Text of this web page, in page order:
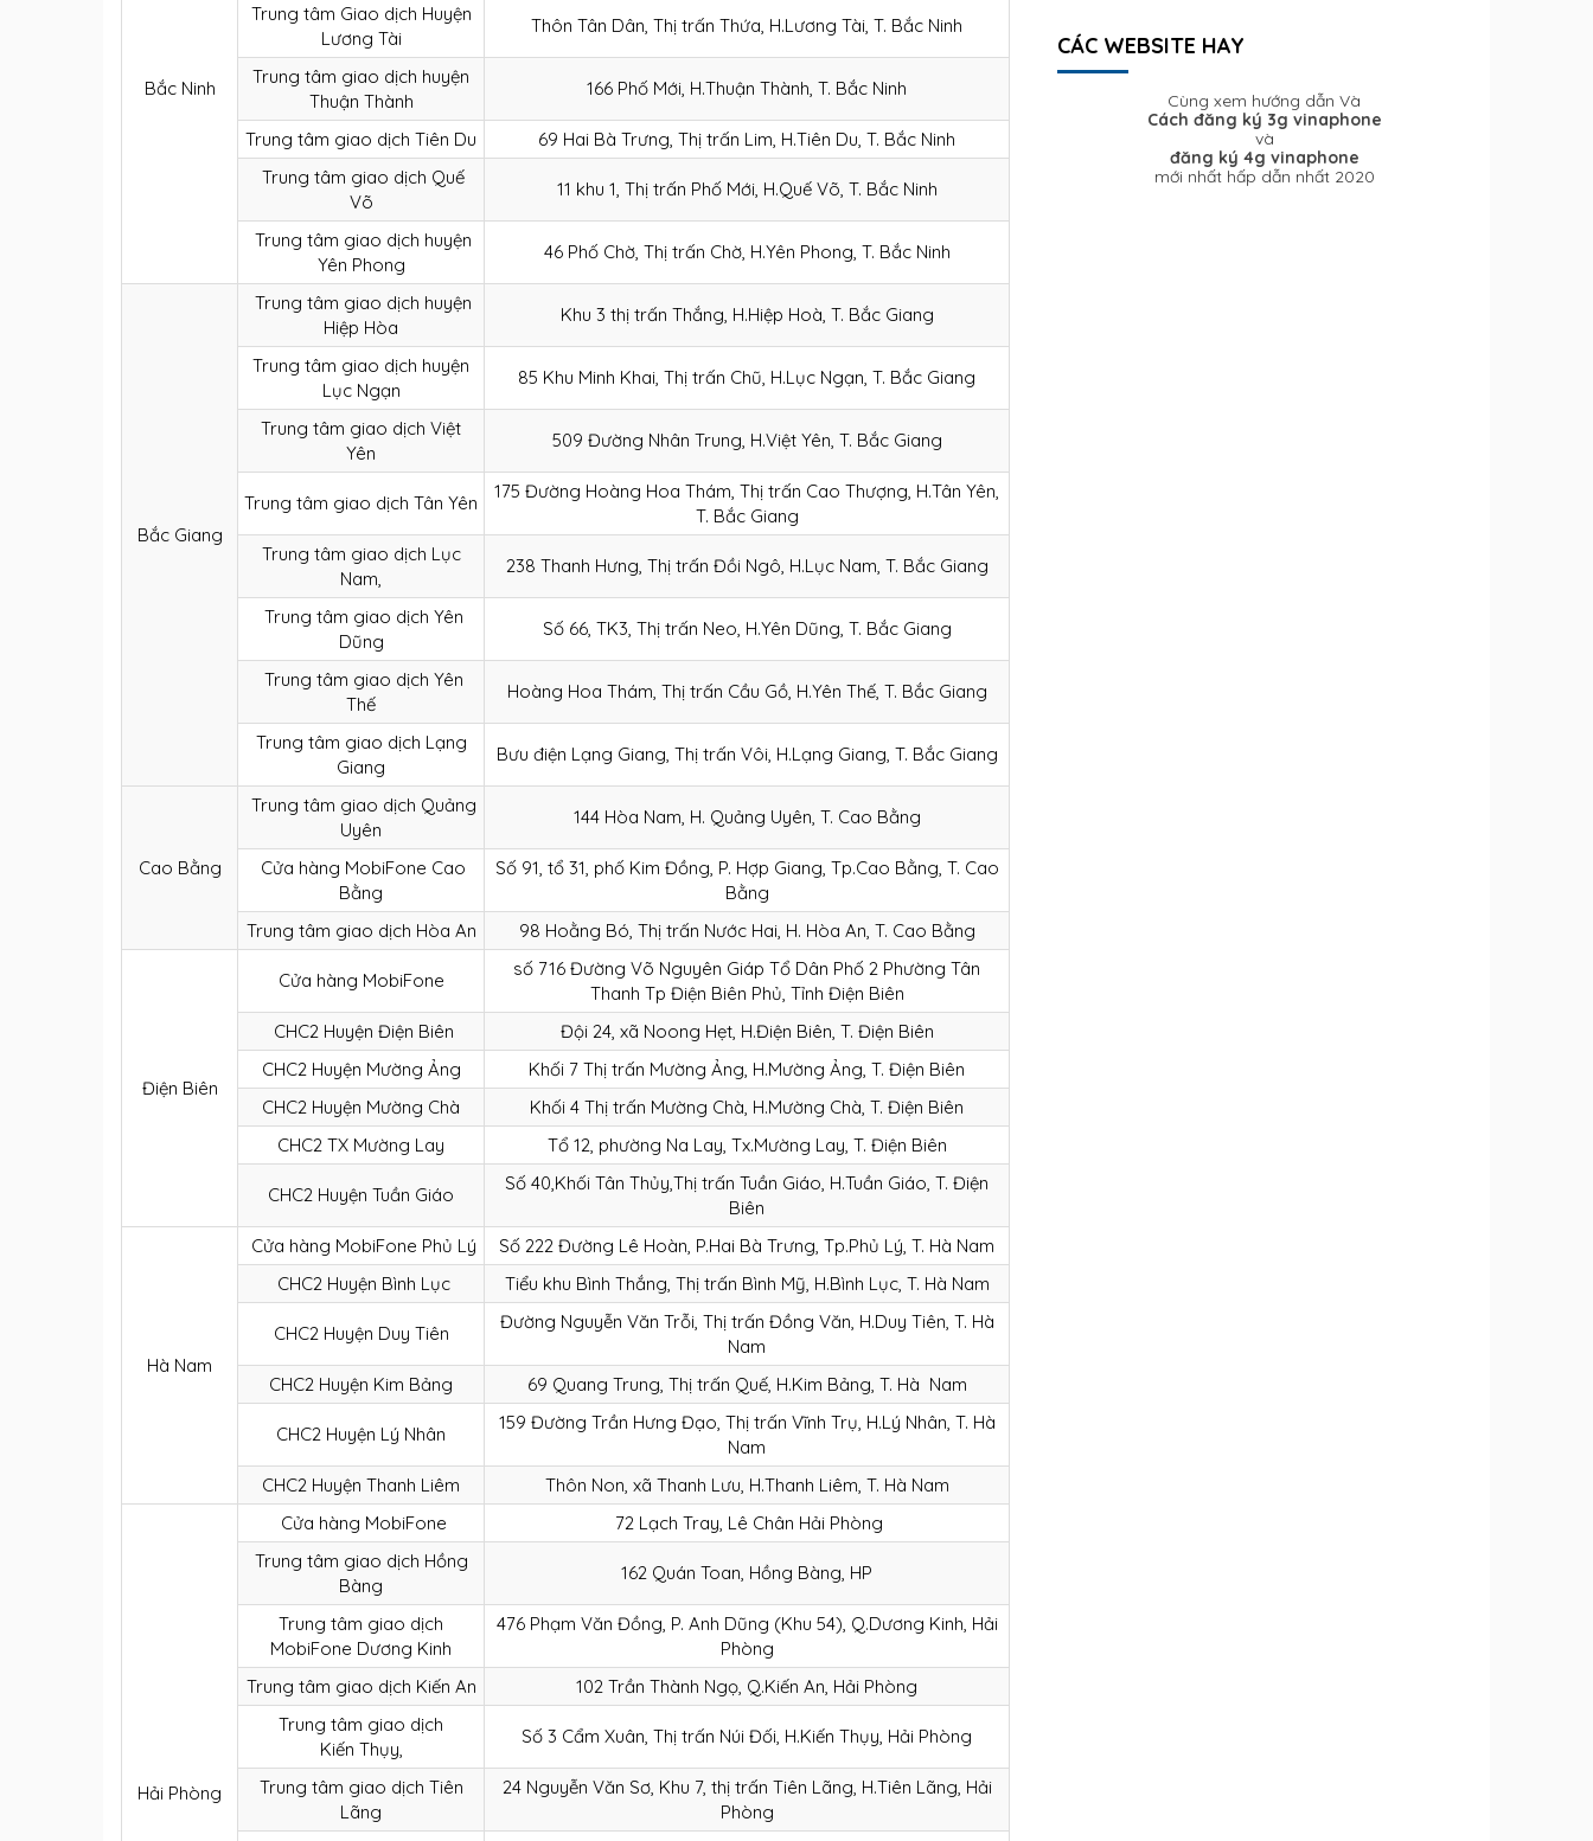
Bắc Ninh
Trung tâm Giao dịch Huyện
Lương Tài
Thôn Tân Dân, Thị trấn Thứa, H.Lương Tài, T. Bắc Ninh
Trung tâm giao dịch huyện
Thuận Thành
166 Phố Mới, H.Thuận Thành, T. Bắc Ninh
Trung tâm giao dịch Tiên Du
69 Hai Bà Trưng, Thị trấn Lim, H.Tiên Du, T. Bắc Ninh
Trung tâm giao dịch Quế
Võ
11 khu 1, Thị trấn Phố Mới, H.Quế Võ, T. Bắc Ninh
Trung tâm giao dịch huyện
Yên Phong
46 Phố Chờ, Thị trấn Chờ, H.Yên Phong, T. Bắc Ninh
Bắc Giang
Trung tâm giao dịch huyện
Hiệp Hòa
Khu 3 thị trấn Thắng, H.Hiệp Hoà, T. Bắc Giang
Trung tâm giao dịch huyện
Lục Ngạn
85 Khu Minh Khai, Thị trấn Chũ, H.Lục Ngạn, T. Bắc Giang
Trung tâm giao dịch Việt
Yên
509 Đường Nhân Trung, H.Việt Yên, T. Bắc Giang
Trung tâm giao dịch Tân Yên
175 Đường Hoàng Hoa Thám, Thị trấn Cao Thượng, H.Tân Yên,
T. Bắc Giang
Trung tâm giao dịch Lục
Nam,
238 Thanh Hưng, Thị trấn Đồi Ngô, H.Lục Nam, T. Bắc Giang
Trung tâm giao dịch Yên
Dũng
Số 66, TK3, Thị trấn Neo, H.Yên Dũng, T. Bắc Giang
Trung tâm giao dịch Yên
Thế
Hoàng Hoa Thám, Thị trấn Cầu Gồ, H.Yên Thế, T. Bắc Giang
Trung tâm giao dịch Lạng
Giang
Bưu điện Lạng Giang, Thị trấn Vôi, H.Lạng Giang, T. Bắc Giang
Cao Bằng
Trung tâm giao dịch Quảng
Uyên
144 Hòa Nam, H. Quảng Uyên, T. Cao Bằng
Cửa hàng MobiFone Cao
Bằng
Số 91, tổ 31, phố Kim Đồng, P. Hợp Giang, Tp.Cao Bằng, T. Cao
Bằng
Trung tâm giao dịch Hòa An
98 Hoằng Bó, Thị trấn Nước Hai, H. Hòa An, T. Cao Bằng
Điện Biên
Cửa hàng MobiFone
số 716 Đường Võ Nguyên Giáp Tổ Dân Phố 2 Phường Tân
Thanh Tp Điện Biên Phủ, Tỉnh Điện Biên
CHC2 Huyện Điện Biên
Đội 24, xã Noong Hẹt, H.Điện Biên, T. Điện Biên
CHC2 Huyện Mường Ảng
Khối 7 Thị trấn Mường Ảng, H.Mường Ảng, T. Điện Biên
CHC2 Huyện Mường Chà
Khối 4 Thị trấn Mường Chà, H.Mường Chà, T. Điện Biên
CHC2 TX Mường Lay
Tổ 12, phường Na Lay, Tx.Mường Lay, T. Điện Biên
CHC2 Huyện Tuần Giáo
Số 40,Khối Tân Thủy,Thị trấn Tuần Giáo, H.Tuần Giáo, T. Điện
Biên
Hà Nam
Cửa hàng MobiFone Phủ Lý
Số 222 Đường Lê Hoàn, P.Hai Bà Trưng, Tp.Phủ Lý, T. Hà Nam
CHC2 Huyện Bình Lục
Tiểu khu Bình Thắng, Thị trấn Bình Mỹ, H.Bình Lục, T. Hà Nam
CHC2 Huyện Duy Tiên
Đường Nguyễn Văn Trỗi, Thị trấn Đồng Văn, H.Duy Tiên, T. Hà
Nam
CHC2 Huyện Kim Bảng
69 Quang Trung, Thị trấn Quế, H.Kim Bảng, T. Hà Nam
CHC2 Huyện Lý Nhân
159 Đường Trần Hưng Đạo, Thị trấn Vĩnh Trụ, H.Lý Nhân, T. Hà
Nam
CHC2 Huyện Thanh Liêm
Thôn Non, xã Thanh Lưu, H.Thanh Liêm, T. Hà Nam
Hải Phòng
Cửa hàng MobiFone
72 Lạch Tray, Lê Chân Hải Phòng
Trung tâm giao dịch Hồng
Bàng
162 Quán Toan, Hồng Bàng, HP
Trung tâm giao dịch
MobiFone Dương Kinh
476 Phạm Văn Đồng, P. Anh Dũng (Khu 54), Q.Dương Kinh, Hải
Phòng
Trung tâm giao dịch Kiến An
102 Trần Thành Ngọ, Q.Kiến An, Hải Phòng
Trung tâm giao dịch
Kiến Thụy,
Số 3 Cẩm Xuân, Thị trấn Núi Đối, H.Kiến Thụy, Hải Phòng
Trung tâm giao dịch Tiên
Lãng
24 Nguyễn Văn Sơ, Khu 7, thị trấn Tiên Lãng, H.Tiên Lãng, Hải
Phòng
CÁC WEBSITE HAY
Cùng xem hướng dẫn Và
Cách đăng ký 3g vinaphone
và
đăng ký 4g vinaphone
mới nhất hấp dẫn nhất 2020